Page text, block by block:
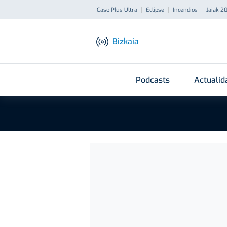
Caso Plus Ultra Eclipse Incendios Jaiak
Bizkaia
Podcasts